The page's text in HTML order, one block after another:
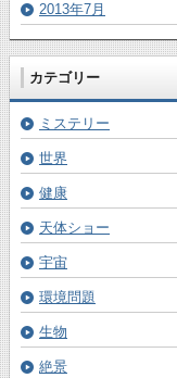
2013年7月
カテゴリー
ミステリー
世界
健康
天体ショー
宇宙
環境問題
生物
絶景